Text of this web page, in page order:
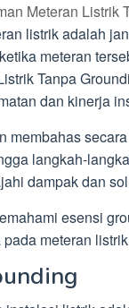
Meteran Listrik
listrik adalah
meteran
Tanpa
dan kinerja
membahas
langkah-
dampak dan
esensi
meteran